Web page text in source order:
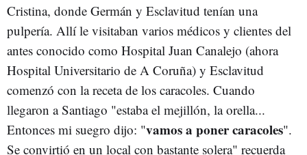
Cristina, donde Germán y Esclavitud tenían una
pulpería. Allí le visitaban varios médicos y clientes del
antes conocido como Hospital Juan Canalejo (ahora
Hospital Universitario de A Coruña) y Esclavitud
comenzó con la receta de los caracoles. Cuando
llegaron a Santiago "estaba el mejillón, la orella...
Entonces mi suegro dijo: "vamos a poner caracoles".
Se convirtió en un local con bastante solera" recuerda